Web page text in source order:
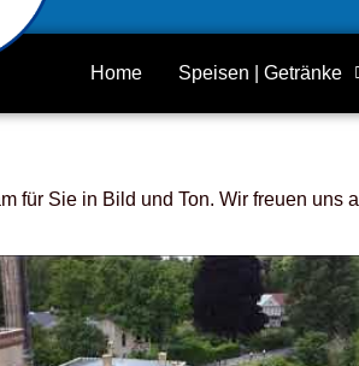
Home Speisen | Getränke
für Sie in Bild und Ton. Wir freuen uns